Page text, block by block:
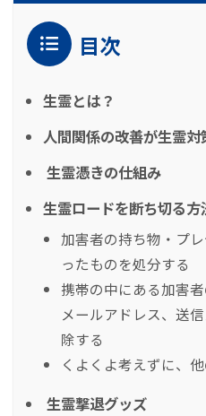
目次
生霊とは？
人間関係の改善が生霊
生霊憑きの仕組み
生霊ロードを断ち切る方
加害者の持ち物・プ
ったものを処分する
携帯の中にある加害
メールアドレス、送
除する
くよくよ考えずに、
生霊撃退グッズ